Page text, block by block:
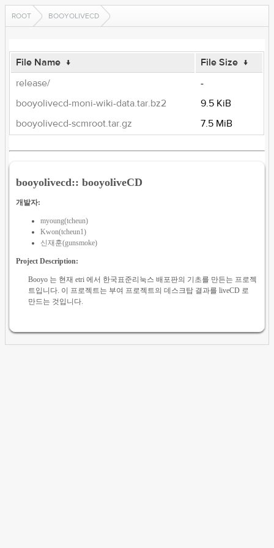
ROOT BOOYOLIVECD
File Name ↓ File Size ↓
release/
-
booyolivecd-moni-wiki-data.tar.bz2
9.5 KiB
booyolivecd-scmroot.tar.gz
7.5 MiB
booyolivecd:: booyoliveCD
개발자:
myoung(tcheun)
Kwon(tcheun1)
신재훈(gunsmoke)
Project Description:
Booyo 는 현재 etri 에서 한국표준리눅스 배포판의 기초를 만든는 프로젝
트입니다. 이 프로젝트는 부여 프로젝트의 데스크탑 결과를 liveCD 로
만드는 것입니다.